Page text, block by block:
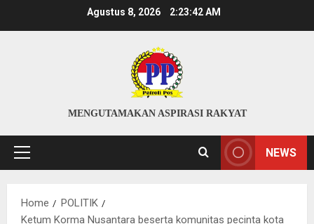
Agustus 8, 2026 2:23:43 AM
MENGUTAMAKAN ASPIRASI RAKYAT
Primary
NEWS
Home
POLITIK
Ketum Korma Nusantara beserta komunitas pecinta kota